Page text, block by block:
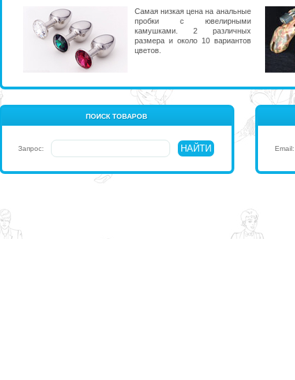
Самая низкая цена на анальные
пробки с ювелирными
камушками. 2 различных
размера и около 10 вариантов
цветов.
ПОИСК ТОВАРОВ
Запрос: Email: